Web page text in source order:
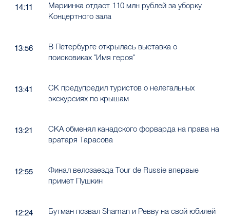
14:11
Мариинка отдаст 110 млн рублей за уборку
Концертного зала
13:56
В Петербурге открылась выставка о
поисковиках "Имя героя"
13:41
СК предупредил туристов о нелегальных
экскурсиях по крышам
13:21
СКА обменял канадского форварда на права на
вратаря Тарасова
12:55
Финал велозаезда Tour de Russie впервые
примет Пушкин
12:24
Бутман позвал Shaman и Ревву на свой юбилей